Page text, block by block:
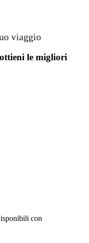
viaggio
le migliori
con